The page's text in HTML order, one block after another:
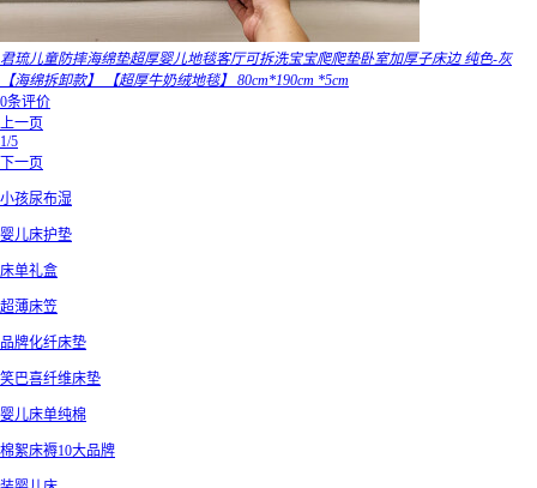
君琉儿童防摔海绵垫超厚婴儿地毯客厅可拆洗宝宝爬爬垫卧室加厚子床边 纯色-灰
【海绵拆卸款】 【超厚牛奶绒地毯】 80cm*190cm *5cm
0条评价
上一页
1/5
下一页
小孩尿布湿
婴儿床护垫
床单礼盒
超薄床笠
品牌化纤床垫
笑巴喜纤维床垫
婴儿床单纯棉
棉絮床褥10大品牌